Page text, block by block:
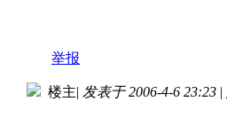
举报
楼主| 发表于 2006-4-6 23:23 |